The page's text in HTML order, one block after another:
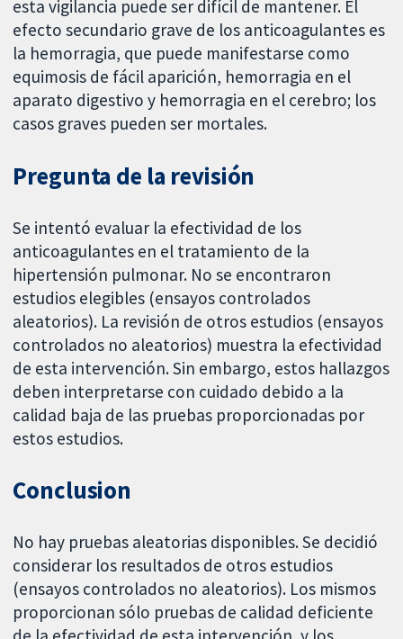
esta vigilancia puede ser difícil de mantener. El
efecto secundario grave de los anticoagulantes es
la hemorragia, que puede manifestarse como
equimosis de fácil aparición, hemorragia en el
aparato digestivo y hemorragia en el cerebro; los
casos graves pueden ser mortales.
Pregunta de la revisión
Se intentó evaluar la efectividad de los
anticoagulantes en el tratamiento de la
hipertensión pulmonar. No se encontraron
estudios elegibles (ensayos controlados
aleatorios). La revisión de otros estudios (ensayos
controlados no aleatorios) muestra la efectividad
de esta intervención. Sin embargo, estos hallazgos
deben interpretarse con cuidado debido a la
calidad baja de las pruebas proporcionadas por
estos estudios.
Conclusion
No hay pruebas aleatorias disponibles. Se decidió
considerar los resultados de otros estudios
(ensayos controlados no aleatorios). Los mismos
proporcionan sólo pruebas de calidad deficiente